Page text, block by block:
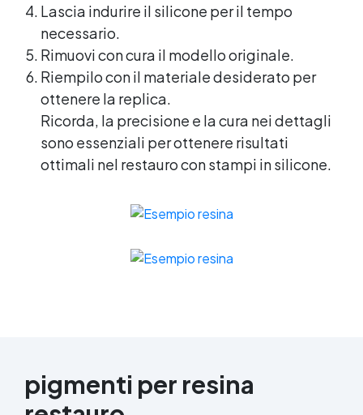
Lascia indurire il silicone per il tempo
necessario.
Rimuovi con cura il modello originale.
Riempilo con il materiale desiderato per
ottenere la replica.
Ricorda, la precisione e la cura nei dettagli
sono essenziali per ottenere risultati
ottimali nel restauro con stampi in silicone.
pigmenti per resina